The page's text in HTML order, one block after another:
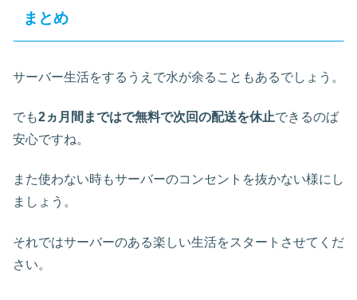
まとめ
サーバー生活をするうえで水が余ることもあるでしょう。
でも2ヵ月間まではで無料で次回の配送を休止できるのば
安心ですね。
また使わない時もサーバーのコンセントを抜かない様にし
ましょう。
それではサーバーのある楽しい生活をスタートさせてくだ
さい。